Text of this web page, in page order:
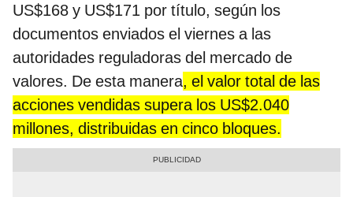
US$168 y US$171 por título, según los
documentos enviados el viernes a las
autoridades reguladoras del mercado de
valores. De esta manera, el valor total de las
acciones vendidas supera los US$2.040
millones, distribuidas en cinco bloques.